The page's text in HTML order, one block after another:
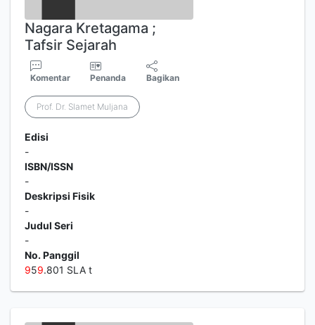
Nagara Kretagama ;
Tafsir Sejarah
Komentar Penanda Bagikan
Prof. Dr. Slamet Muljana
Edisi
-
ISBN/ISSN
-
Deskripsi Fisik
-
Judul Seri
-
No. Panggil
959.801 SLA t